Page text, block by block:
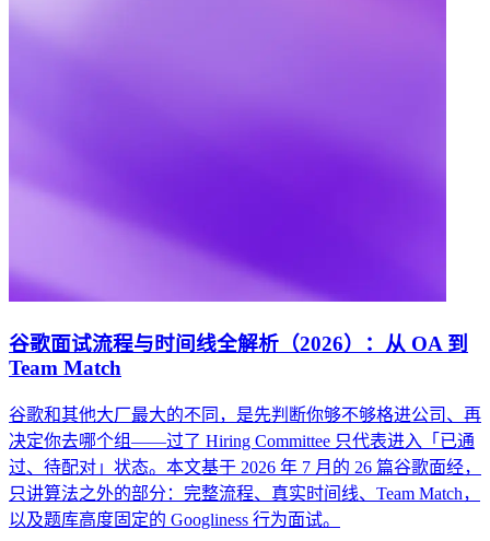
谷歌面试流程与时间线全解析（2026）：从 OA 到
Team Match
谷歌和其他大厂最大的不同，是先判断你够不够格进公司、再
决定你去哪个组——过了 Hiring Committee 只代表进入「已通
过、待配对」状态。本文基于 2026 年 7 月的 26 篇谷歌面经，
只讲算法之外的部分：完整流程、真实时间线、Team Match，
以及题库高度固定的 Googliness 行为面试。